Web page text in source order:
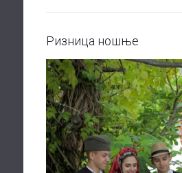
Ризница ношње